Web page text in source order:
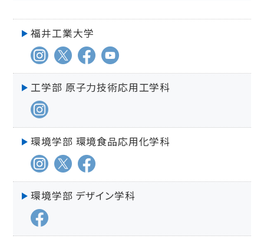
福井工業大学
工学部 原子力技術応用工学科
環境学部 環境食品応用化学科
環境学部 デザイン学科